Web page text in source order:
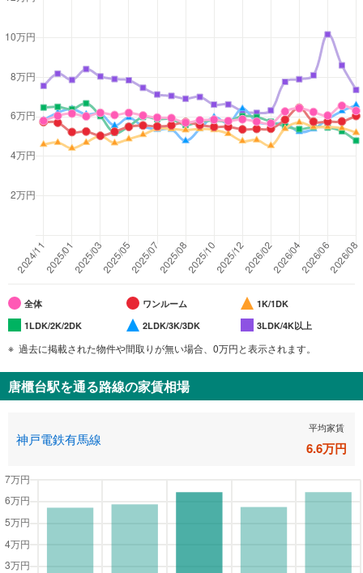
全体 ワンルーム
1K/1DK
1LDK/2K/2DK
2LDK/3K/3DK 3LDK/4K以上
過去に掲載された物件や間取りが無い場合、0万円と表示されます。
唐櫃台駅を通る路線の家賃相場
神戸電鉄有馬線
平均家賃
6.6万円